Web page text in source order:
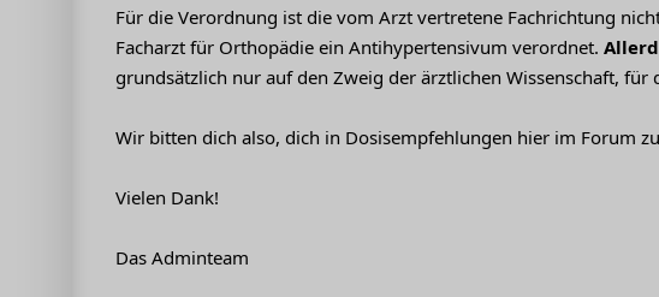
Für die Verordnung ist die vom Arzt vertretene Fachrichtung
Facharzt für Orthopädie ein Antihypertensivum verordnet.
grundsätzlich nur auf den Zweig der ärztlichen Wissenschaft,
Wir bitten dich also, dich in Dosisempfehlungen hier im Forum
Vielen Dank!
Das Adminteam